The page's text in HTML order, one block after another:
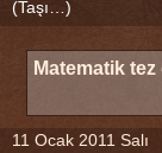
Matematik tez
11 Ocak 2011 Salı